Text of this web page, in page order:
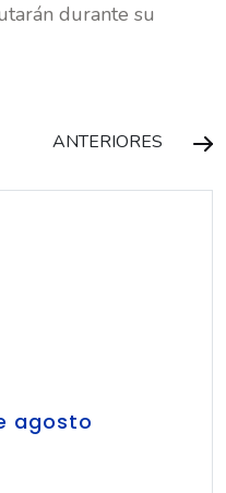
durante su
ANTERIORES
agosto